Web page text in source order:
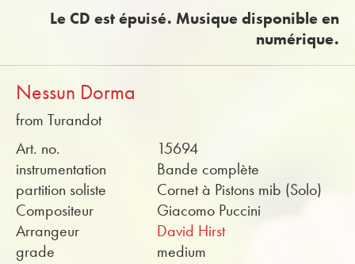
Le CD est épuisé. Musique disponible en
numérique.
Nessun Dorma
from Turandot
Art. no.
15694
instrumentation
Bande complète
partition soliste
Cornet à Pistons mib (Solo)
Compositeur
Giacomo Puccini
Arrangeur
David Hirst
grade
medium